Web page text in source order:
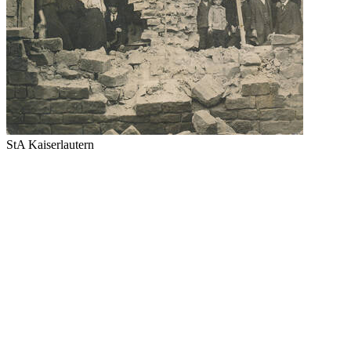
StA Kaiserlautern